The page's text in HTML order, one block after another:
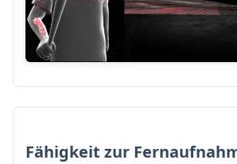
Fähigkeit zur